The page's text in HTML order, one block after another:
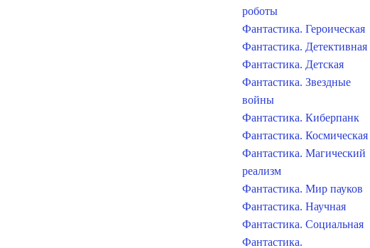
роботы
Фантастика. Героическая
Фантастика. Детективная
Фантастика. Детская
Фантастика. Звездные
войны
Фантастика. Киберпанк
Фантастика. Космическая
Фантастика. Магический
реализм
Фантастика. Мир пауков
Фантастика. Научная
Фантастика. Социальная
Фантастика.